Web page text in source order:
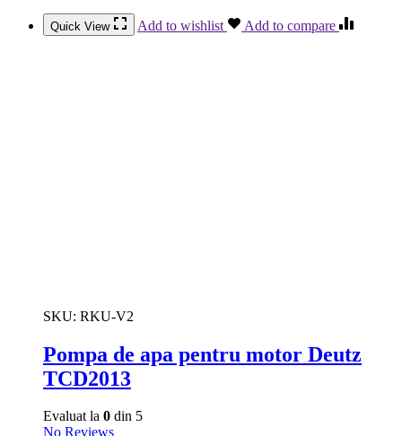
Quick View Add to wishlist Add to compare
SKU: RKU-V2
Pompa de apa pentru motor Deutz
TCD2013
Evaluat la 0 din 5
No Reviews